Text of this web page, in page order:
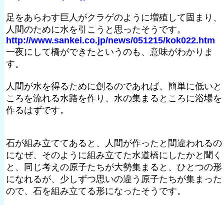
足をあらわす巨人がクラゲのように増殖して固まり、
人間のために水を引こうと思ったそうです。
http://www.sankei.co.jp/news/051215/kok022.htm
一夜にして橋ができたというのも、意味がわかりま
す。
人間が水を得るために創るのであれば、簡単に低いと
ころを流れる水路を作り、水の集まるところに浴場を
作るはずです。
石が組み立ててあると、人間が作ったと間違われるの
になぜ、そのように組み立てた水道橋にしたかと聞く
と、同じ考えの原子たちが大勢集まると、ひとつの形
になれるが、少しずつ思いの違う原子たちが集まった
ので、石を組み立てる形になったそうです。